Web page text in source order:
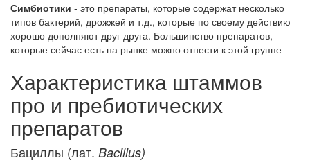
Симбиотики - это препараты, которые содержат несколько
типов бактерий, дрожжей и т.д., которые по своему действию
хорошо дополняют друг друга. Большинство препаратов,
которые сейчас есть на рынке можно отнести к этой группе
Характеристика штаммов
про и пребиотических
препаратов
Бациллы (лат. Bacillus)